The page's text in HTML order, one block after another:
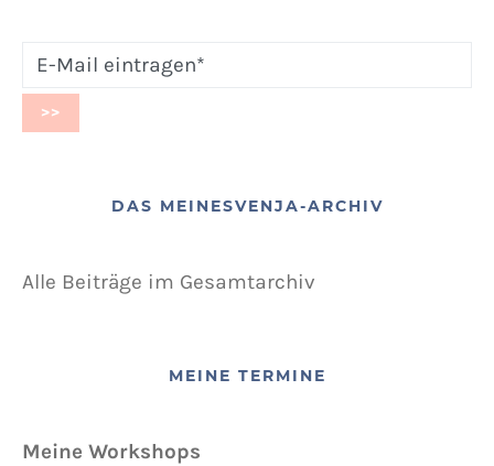
DAS MEINESVENJA-ARCHIV
Alle Beiträge im Gesamtarchiv
MEINE TERMINE
Meine Workshops